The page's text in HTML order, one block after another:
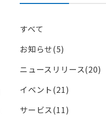
すべて
お知らせ(5)
ニュースリリース(20)
イベント(21)
サービス(11)